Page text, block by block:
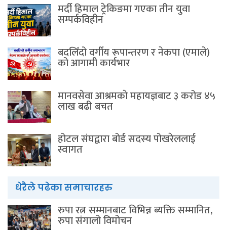
मर्दी हिमाल ट्रेकिङमा गएका तीन युवा
सम्पर्कविहीन
बदलिँदो वर्गीय रूपान्तरण र नेकपा (एमाले)
को आगामी कार्यभार
मानवसेवा आश्रमकाे‌ महायज्ञबाट ३ करोड ४५
लाख बढी बचत
होटल संघद्वारा बोर्ड सदस्य पोखरेललाई
स्वागत
धेरैले पढेका समाचारहरु
रुपा रत्न सम्मानबाट विभिन्न ब्यक्ति सम्मानित,
रुपा संगालो विमोचन